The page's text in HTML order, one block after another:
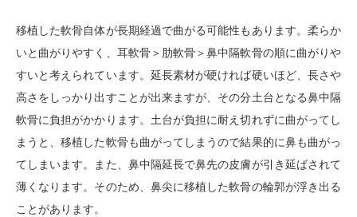
移植した軟骨自体が長期経過で曲がる可能性もあります。柔らか
いと曲がりやすく、耳軟骨＞肋軟骨＞鼻中隔軟骨の順に曲がりや
すいと考えられています。延長素材が硬ければ硬いほど、長さや
高さをしっかり出すことが出来ますが、その分土台となる鼻中隔
軟骨に負担がかかります。土台が負担に耐え切れずに曲がってし
まうと、移植した軟骨も曲がってしまうので結果的に鼻も曲がっ
てしまいます。また、鼻中隔延長で鼻先の皮膚が引き延ばされて
薄くなります。そのため、鼻尖に移植した軟骨の輪郭が浮き出る
ことがあります。